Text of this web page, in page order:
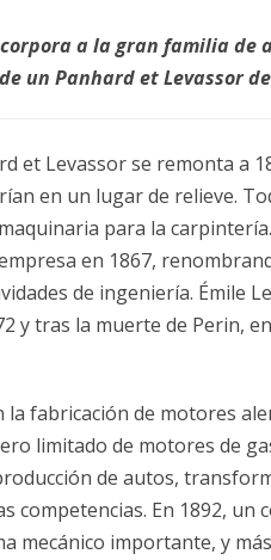
a la gran familia de
un Panhard et Levassor
et Levassor se remonta a
en un lugar de relieve.
para la
en 1867,
de ingeniería. Émile
y tras la muerte de Perin,
fabricación de motores
limitado de motores de
de autos,
competencias. En 1892,
mecánico importante, y